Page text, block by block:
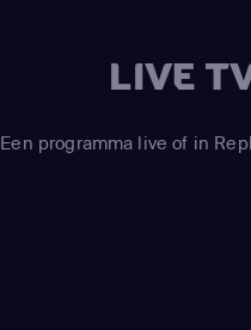
LIVE
Een programma live of in